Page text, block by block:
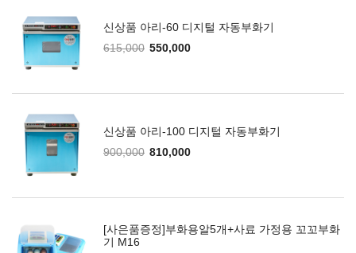
신상품 아리-60 디지털 자동부화기
615,000 550,000
신상품 아리-100 디지털 자동부화기
900,000 810,000
[사은품증정]부화용알5개+사료 가정용 꼬꼬부화
기 M16